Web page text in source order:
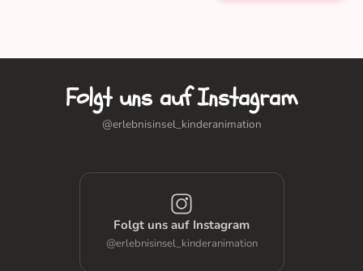
Folgt uns auf Instagram
@erlebnisinsel_kinderanimation
Folgt uns auf Instagram
@erlebnisinsel_kinderanimation